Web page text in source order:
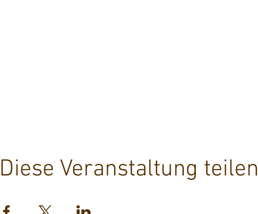
Diese Veranstaltung teilen